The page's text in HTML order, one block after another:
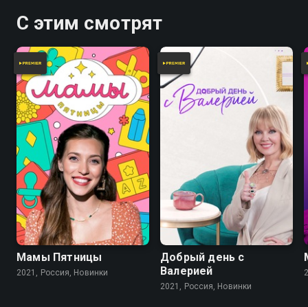
С этим смотрят
Мамы Пятницы
2021, Россия, Новинки
Добрый день с
Валерией
2021, Россия, Новинки